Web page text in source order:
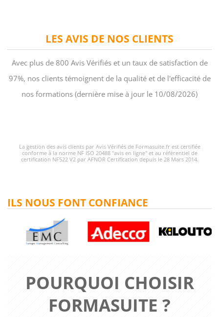
LES AVIS DE NOS CLIENTS
Avec plus de 800 Avis Vérifiés et un taux de satisfaction de
97%, nos clients témoignent de la qualité et de l'efficacité de
nos formations (dernière mise à jour le 10/08/2026)
La gestion des avis clients par Avis Vérifiés de Formasuite.fr est certifiée
conforme à la norme NF ISO 20488 "avis en ligne" et au référentiel de
certification NF522 V2 par AFNOR Certification depuis le 28 Mars 2014.
POURQUOI CHOISIR
FORMASUITE ?
ILS NOUS FONT CONFIANCE